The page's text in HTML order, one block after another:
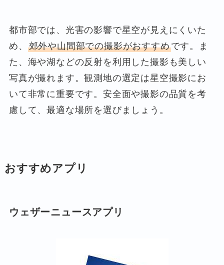
都市部では、光害の影響で星空が見えにくいた
め、 郊外や山間部での撮影がおすすめです。ま
た、海や湖などの反射を利用した撮影も美しい
写真が撮れます。観測地の選定は星空撮影にお
いて非常に重要です。安全面や撮影の品質を考
慮して、最適な場所を選びましょう。
おすすめアプリ
ウェザーニュースアプリ